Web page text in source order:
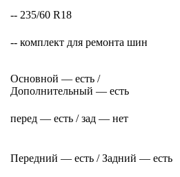
-- 235/60 R18
-- комплект для ремонта шин
Основной — есть /
Дополнительный — есть
перед — есть / зад — нет
Передний — есть / Задний — есть